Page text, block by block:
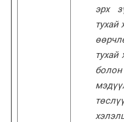
эрх
тухай
тухай